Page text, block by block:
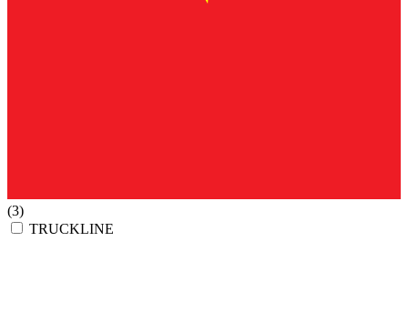
(3)
TRUCKLINE